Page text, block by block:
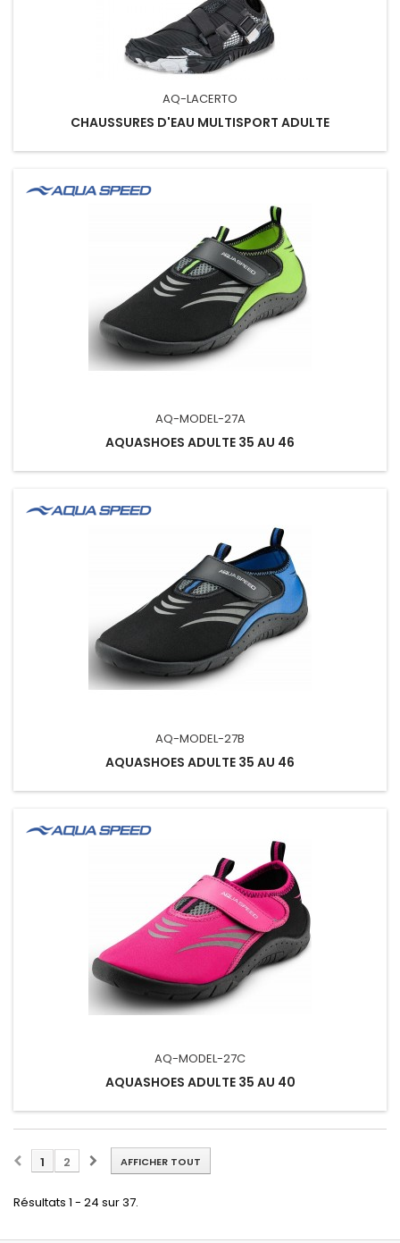
AQ-LACERTO
CHAUSSURES D'EAU MULTISPORT ADULTE
AQ-MODEL-27A
AQUASHOES ADULTE 35 AU 46
AQ-MODEL-27B
AQUASHOES ADULTE 35 AU 46
AQ-MODEL-27C
AQUASHOES ADULTE 35 AU 40
AFFICHER TOUT
1 2
Résultats 1 - 24 sur 37.